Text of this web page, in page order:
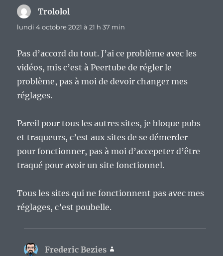
Trololol
lundi 4 octobre 2021 à 21 h 37 min
Pas d’accord du tout. J’ai ce problème avec les
vidéos, mis c’est à Peertube de régler le
problème, pas à moi de devoir changer mes
réglages.
Pareil pour tous les autres sites, je bloque pubs
et traqueurs, c’est aux sites de se démerder
pour fonctionner, pas à moi d’accepeter d’être
traqué pour avoir un site fonctionnel.
Tous les sites qui ne fonctionnent pas avec mes
réglages, c’est poubelle.
Frederic Bezies